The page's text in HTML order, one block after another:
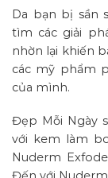
Da bạn bị sần
tìm các giải
nhờn lại khiến
các mỹ phẩm
của mình.
Đẹp Mỗi Ngày
với kem làm
Nuderm